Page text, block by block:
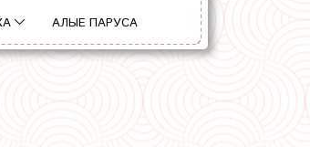
АЛЫЕ ПАРУСА